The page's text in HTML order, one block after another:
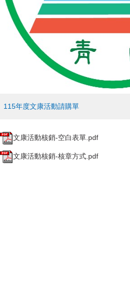
115年度文康活動請購單
文康活動核銷-空白表單.pdf
文康活動核銷-核章方式.pdf